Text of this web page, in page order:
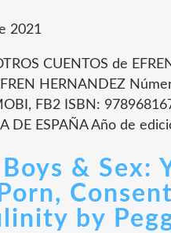
2021
CUENTOS de
HERNANDEZ
FB2 ISBN:
DE ESPAÑA Año de
Boys & Sex:
by